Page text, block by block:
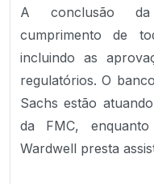
A conclusão
cumprimento de
incluindo as
regulatórios. O
Sachs estão
da FMC,
Wardwell presta